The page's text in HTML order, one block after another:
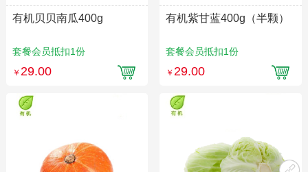
有机贝贝南瓜400g
套餐会员抵扣1份
￥ 29.00
有机紫甘蓝400g（半颗）
套餐会员抵扣1份
￥29.00